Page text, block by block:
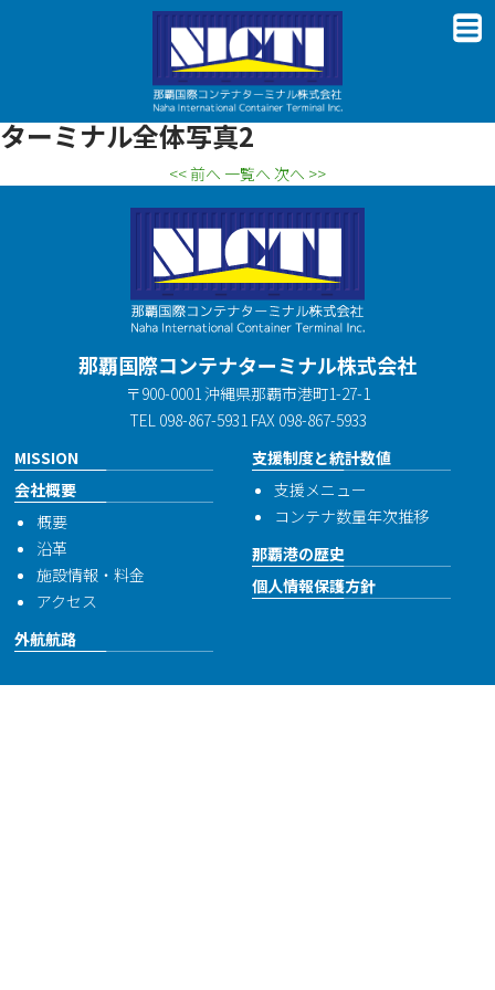
ターミナル全体写真2
<< 前へ 一覧へ 次へ >>
那覇国際コンテナターミナル株式会社
〒900-0001 沖縄県那覇市港町1-27-1
TEL 098-867-5931 FAX 098-867-5933
MISSION
会社概要
概要
沿革
施設情報・料金
アクセス
外航航路
支援制度と統計数値
支援メニュー
コンテナ数量年次推移
那覇港の歴史
個人情報保護方針